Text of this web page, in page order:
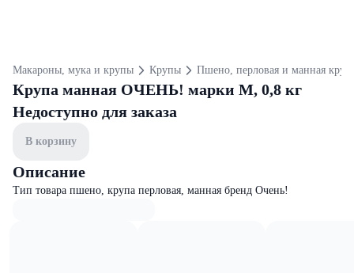
Макароны, мука и крупы Крупы Пшено, перловая и манная
Крупа манная ОЧЕНЬ! марки М, 0,8 кг
Недоступно для заказа
В корзину
Описание
Тип товара пшено, крупа перловая, манная бренд Очень!